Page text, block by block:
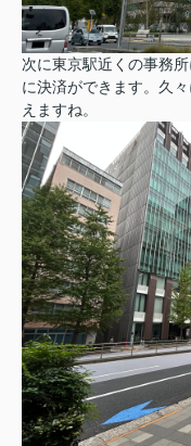
次に東京駅近くの事務
に決済ができます。久
えますね。